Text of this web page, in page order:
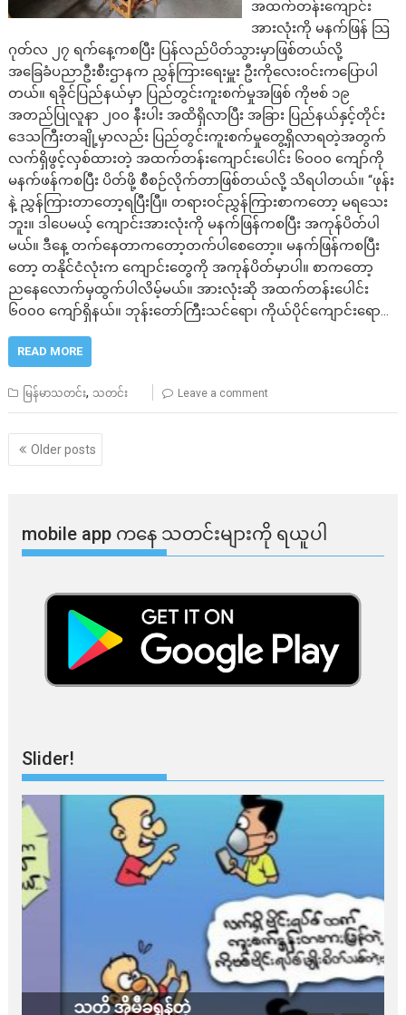
အထက်တန်းကျောင်း
အားလုံးကို မနက်ဖြန် သြ
ဂုတ်လ ၂၇ ရက်နေ့ကစပြီး ပြန်လည်ပိတ်သွားမှာဖြစ်တယ်လို့
အခြေခံပညာဦးစီးဌာနက ညွှန်ကြားရေးမှူး ဦးကိုလေးဝင်းကပြောပါ
တယ်။ ရခိုင်ပြည်နယ်မှာ ပြည်တွင်းကူးစက်မှုအဖြစ် ကိုဗစ် ၁၉
အတည်ပြုလူနာ ၂၀၀ နီးပါး အထိရှိလာပြီး အခြား ပြည်နယ်နှင့်တိုင်း
ဒေသကြီးတချို့မှာလည်း ပြည်တွင်းကူးစက်မှုတွေ့ရှိလာရတဲ့အတွက်
လက်ရှိဖွင့်လှစ်ထားတဲ့ အထက်တန်းကျောင်းပေါင်း ၆၀၀၀ ကျော်ကို
မနက်ဖန်ကစပြီး ပိတ်ဖို့ စီစဉ်လိုက်တာဖြစ်တယ်လို့ သိရပါတယ်။ “ဖုန်း
နဲ့ ညွှန်ကြားတာတော့ရပြီးပြီ။ တရားဝင်ညွှန်ကြားစာကတော့ မရသေး
ဘူး။ ဒါပေမယ့် ကျောင်းအားလုံးကို မနက်ဖြန်ကစပြီး အကုန်ပိတ်ပါ
မယ်။ ဒီနေ့ တက်နေတာကတော့တက်ပါစေတော့။ မနက်ဖြန်ကစပြီး
တော့ တနိုင်ငံလုံးက ကျောင်းတွေကို အကုန်ပိတ်မှာပါ။ စာကတော့
ညနေလောက်မှထွက်ပါလိမ့်မယ်။ အားလုံးဆို အထက်တန်းပေါင်း
၆၀၀၀ ကျော်ရှိနယ်။ ဘုန်းတော်ကြီးသင်ရော၊ ကိုယ်ပိုင်ကျောင်းရော…
READ MORE
မြန်မာသတင်း, သတင်း Leave a comment
Posts
navigation
Older posts
mobile app ​​ကနေ ​​သတင်းများကို ရယူပါ
Slider!
သတိ အိုမီခရွန်တဲ့